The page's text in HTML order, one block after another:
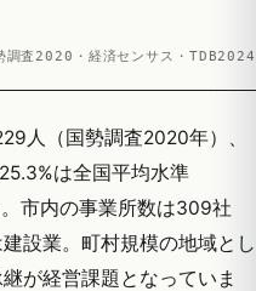
調査2020・経済センサス・TDB2024
人（国勢調査2020年）、
は全国平均水準
市内の事業所数は309社
設業。町村規模の地域とし
が経営課題となっていま